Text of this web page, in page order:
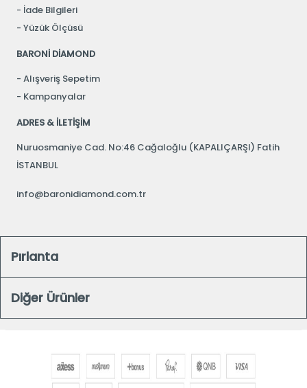
İade Bilgileri
Yüzük Ölçüsü
BARONİ DİAMOND
Alışveriş Sepetim
Kampanyalar
ADRES & İLETİŞİM
Nuruosmaniye Cad. No:46 Cağaloğlu (KAPALIÇARŞI) Fatih
İSTANBUL
info@baronidiamond.com.tr
Pırlanta
Diğer Ürünler